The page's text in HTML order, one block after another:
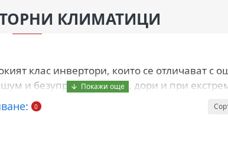
КЛИМАТИЦИ
клас инвертори, които се отличават с
и безупречна работа, дори и при
0